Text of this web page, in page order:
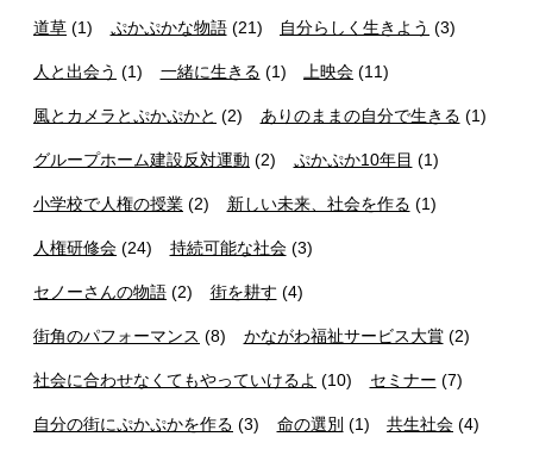
道草 (1) ぷかぷかな物語(21) 自分らしく生きよう (3)
人と出会う (1) 一緒に生きる (1) 上映会 (11)
風とカメラとぷかぷかと (2) ありのままの自分で生きる (1)
グループホーム建設反対運動 (2) ぷかぷか10年目 (1)
小学校で人権の授業 (2) 新しい未来、社会を作る (1)
人権研修会 (24) 持続可能な社会(3)
セノーさんの物語 (2) 街を耕す (4)
街角のパフォーマンス (8) かながわ福祉サービス大賞(2)
社会に合わせなくてもやっていけるよ (10) セミナー (7)
自分の街にぷかぷかを作る (3) 命の選別 (1) 共生社会 (4)